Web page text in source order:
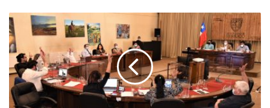
M
u
n
i
c
p